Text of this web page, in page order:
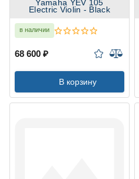
Yamaha YEV 105
Electric Violin - Black
в наличии
68 600 ₽
В корзину